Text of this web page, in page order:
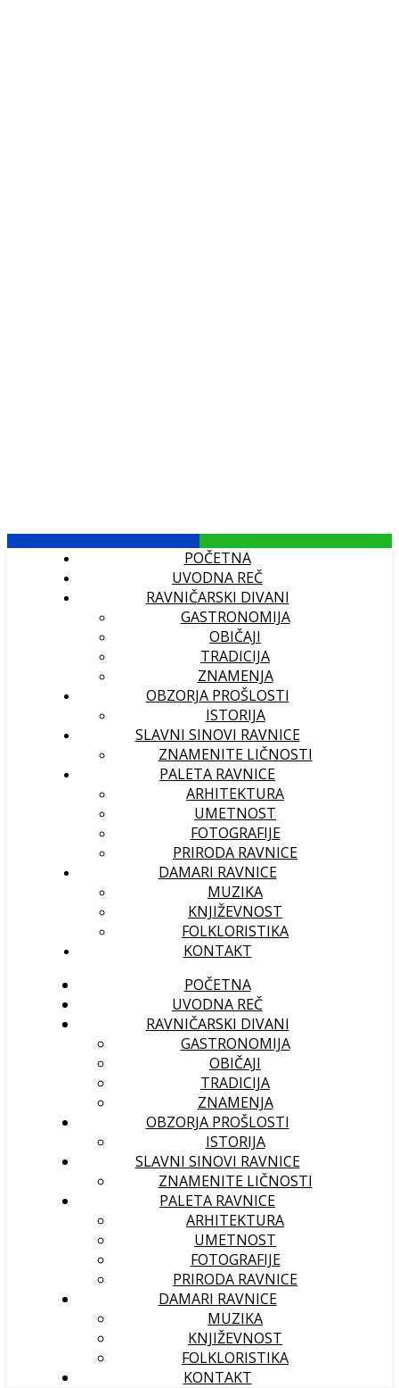
POČETNA
UVODNA REČ
RAVNIČARSKI DIVANI
GASTRONOMIJA
OBIČAJI
TRADICIJA
ZNAMENJA
OBZORJA PROŠLOSTI
ISTORIJA
SLAVNI SINOVI RAVNICE
ZNAMENITE LIČNOSTI
PALETA RAVNICE
ARHITEKTURA
UMETNOST
FOTOGRAFIJE
PRIRODA RAVNICE
DAMARI RAVNICE
MUZIKA
KNJIŽEVNOST
FOLKLORISTIKA
KONTAKT
POČETNA
UVODNA REČ
RAVNIČARSKI DIVANI
GASTRONOMIJA
OBIČAJI
TRADICIJA
ZNAMENJA
OBZORJA PROŠLOSTI
ISTORIJA
SLAVNI SINOVI RAVNICE
ZNAMENITE LIČNOSTI
PALETA RAVNICE
ARHITEKTURA
UMETNOST
FOTOGRAFIJE
PRIRODA RAVNICE
DAMARI RAVNICE
MUZIKA
KNJIŽEVNOST
FOLKLORISTIKA
KONTAKT